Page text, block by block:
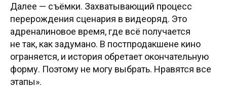
Далее — съёмки. Захватывающий процесс
перерождения сценария в видеоряд. Это
адреналиновое время, где всё получается
не так, как задумано. В постпродакшене кино
ограняется, и история обретает окончательную
форму. Поэтому не могу выбрать. Нравятся все
этапы».
COMPOSITING
ARTIST
5 месяцев
3 занятия/неделю
Освойте профессию композитинг-